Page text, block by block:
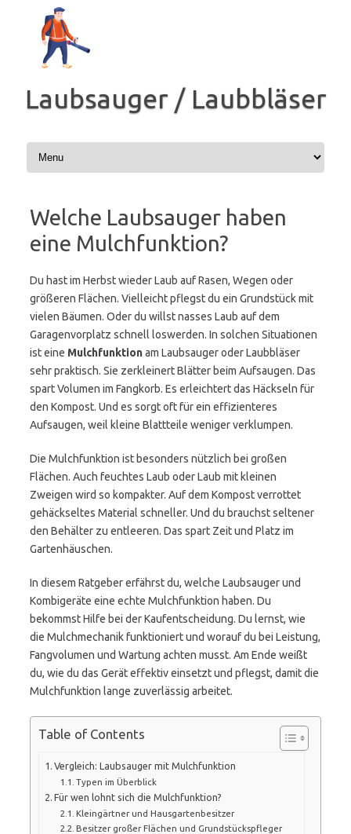
Inhalt
springen
Laubsauger / Laubbläser
Welche Laubsauger haben
eine Mulchfunktion?
Du hast im Herbst wieder Laub auf Rasen, Wegen oder
größeren Flächen. Vielleicht pflegst du ein Grundstück mit
vielen Bäumen. Oder du willst nasses Laub auf dem
Garagenvorplatz schnell loswerden. In solchen Situationen
ist eine Mulchfunktionam Laubsauger oder Laubbläser
sehr praktisch. Sie zerkleinert Blätter beim Aufsaugen. Das
spart Volumen im Fangkorb. Es erleichtert das Häckseln für
den Kompost. Und es sorgt oft für ein effizienteres
Aufsaugen, weil kleine Blattteile weniger verklumpen.
Die Mulchfunktion ist besonders nützlich bei großen
Flächen. Auch feuchtes Laub oder Laub mit kleinen
Zweigen wird so kompakter. Auf dem Kompost verrottet
gehäckseltes Material schneller. Und du brauchst seltener
den Behälter zu entleeren. Das spart Zeit und Platz im
Gartenhäuschen.
In diesem Ratgeber erfährst du, welche Laubsauger und
Kombigeräte eine echte Mulchfunktion haben. Du
bekommst Hilfe bei der Kaufentscheidung. Du lernst, wie
die Mulchmechanik funktioniert und worauf du bei Leistung,
Fangvolumen und Wartung achten musst. Am Ende weißt
du, wie du das Gerät effektiv einsetzt und pflegst, damit die
Mulchfunktion lange zuverlässig arbeitet.
Table of Contents
Vergleich: Laubsauger mit Mulchfunktion
Typen im Überblick
Für wen lohnt sich die Mulchfunktion?
Kleingärtner und Hausgartenbesitzer
Besitzer großer Flächen und Grundstückspfleger